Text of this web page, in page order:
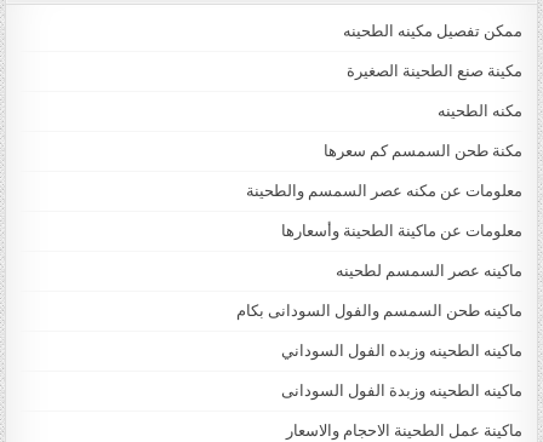
ممكن تفصيل مكينه الطحينه
مكينة صنع الطحينة الصغيرة
مكنه الطحينه
مكنة طحن السمسم كم سعرها
معلومات عن مكنه عصر السمسم والطحينة
معلومات عن ماكينة الطحينة وأسعارها
ماكينه عصر السمسم لطحينه
ماكينه طحن السمسم والفول السودانى بكام
ماكينه الطحينه وزبده الفول السوداني
ماكينه الطحينه وزبدة الفول السودانى
ماكينة عمل الطحينة الاحجام والاسعار